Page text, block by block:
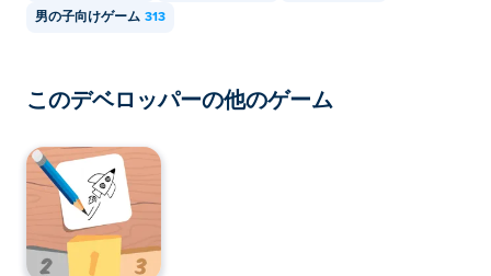
男の子向けゲーム 313
このデベロッパーの他のゲーム